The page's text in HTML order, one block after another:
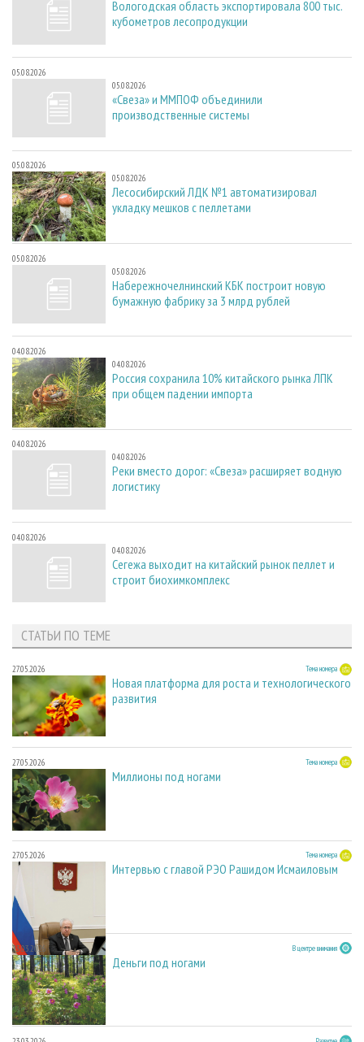
Вологодская область экспортировала 800 тыс.
кубометров лесопродукции
05.08.2026
05.08.2026
«Свеза» и ММПОФ объединили
производственные системы
05.08.2026
05.08.2026
Лесосибирский ЛДК №1 автоматизировал
укладку мешков с пеллетами
05.08.2026
05.08.2026
Набережночелнинский КБК построит новую
бумажную фабрику за 3 млрд рублей
04.08.2026
04.08.2026
Россия сохранила 10% китайского рынка ЛПК
при общем падении импорта
04.08.2026
04.08.2026
Реки вместо дорог: «Свеза» расширяет водную
логистику
04.08.2026
04.08.2026
Сегежа выходит на китайский рынок пеллет и
строит биохимкомплекс
СТАТЬИ ПО ТЕМЕ
27.05.2026 Тема номера
Новая платформа для роста и технологического
развития
27.05.2026 Тема номера
Миллионы под ногами
27.05.2026 Тема номера
Интервью с главой РЭО Рашидом Исмаиловым
23.03.2026 В центре внимания
Деньги под ногами